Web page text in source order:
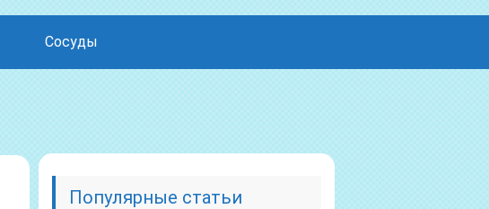
Сосуды
Популярные статьи